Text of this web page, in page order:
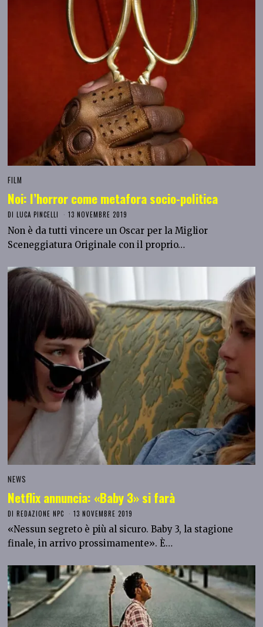
FILM
Noi: l’horror come metafora socio-politica
DILUCA PINCELLI 13 NOVEMBRE 2019
Non è da tutti vincere un Oscar per la Miglior
Sceneggiatura Originale con il proprio…
NEWS
Netflix annuncia: «Baby 3» si farà
DIREDAZIONE NPC 13 NOVEMBRE 2019
«Nessun segreto è più al sicuro. Baby 3, la stagione
finale, in arrivo prossimamente». È…